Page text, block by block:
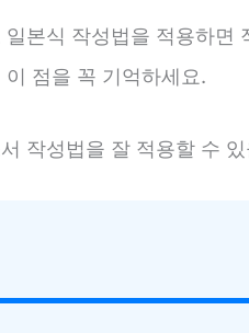
본식 작성법을 적용하면
점을 꼭 기억하세요.
작성법을 잘 적용할 수